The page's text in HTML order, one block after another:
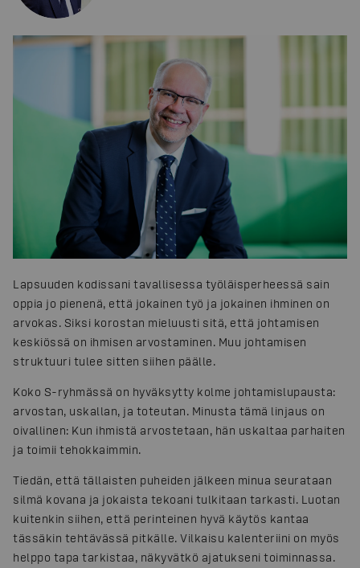
Lapsuuden kodissani tavallisessa työläisperheessä sain
oppia jo pienenä, että jokainen työ ja jokainen ihminen on
arvokas. Siksi korostan mieluusti sitä, että johtamisen
keskiössä on ihmisen arvostaminen. Muu johtamisen
struktuuri tulee sitten siihen päälle.
Koko S-ryhmässä on hyväksytty kolme johtamislupausta:
arvostan, uskallan, ja toteutan. Minusta tämä linjaus on
oivallinen: Kun ihmistä arvostetaan, hän uskaltaa parhaiten
ja toimii tehokkaimmin.
Tiedän, että tällaisten puheiden jälkeen minua seurataan
silmä kovana ja jokaista tekoani tulkitaan tarkasti. Luotan
kuitenkin siihen, että perinteinen hyvä käytös kantaa
tässäkin tehtävässä pitkälle. Vilkaisu kalenteriini on myös
helppo tapa tarkistaa, näkyvätkö ajatukseni toiminnassa.